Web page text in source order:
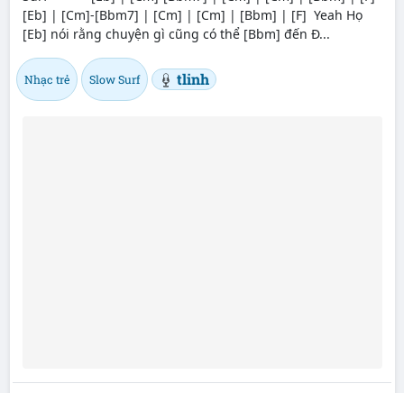
[Eb] | [Cm]-[Bbm7] | [Cm] | [Cm] | [Bbm] | [F] Yeah Họ
[Eb] nói rằng chuyện gì cũng có thể [Bbm] đến Đ...
Nhạc trẻ Slow Surf tlinh